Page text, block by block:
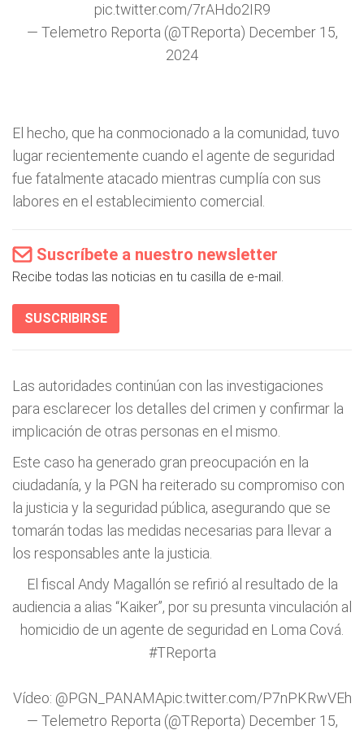
pic.twitter.com/7rAHdo2IR9
— Telemetro Reporta (@TReporta) December 15,
2024
El hecho, que ha conmocionado a la comunidad, tuvo
lugar recientemente cuando el agente de seguridad
fue fatalmente atacado mientras cumplía con sus
labores en el establecimiento comercial.
Suscríbete a nuestro newsletter
Recibe todas las noticias en tu casilla de e-mail.
SUSCRIBIRSE
Las autoridades continúan con las investigaciones
para esclarecer los detalles del crimen y confirmar la
implicación de otras personas en el mismo.
Este caso ha generado gran preocupación en la
ciudadanía, y la PGN ha reiterado su compromiso con
la justicia y la seguridad pública, asegurando que se
tomarán todas las medidas necesarias para llevar a
los responsables ante la justicia.
El fiscal Andy Magallón se refirió al resultado de la
audiencia a alias “Kaiker”, por su presunta vinculación al
homicidio de un agente de seguridad en Loma Cová.
#TReporta
Vídeo: @PGN_PANAMApic.twitter.com/P7nPKRwVEh
— Telemetro Reporta (@TReporta) December 15,